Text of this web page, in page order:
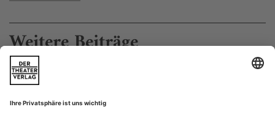
Weitere Beiträge
Tiefer als der Tag gedacht
Eine eindrucksvolle Alternative: Massenets «Werther» in der «Version
Baryton»